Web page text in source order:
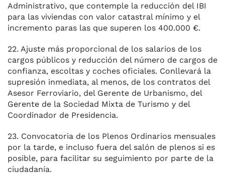
Administrativo, que contemple la reducción del IBI
para las viviendas con valor catastral mínimo y el
incremento paras las que superen los 400.000 €.
22. Ajuste más proporcional de los salarios de los
cargos públicos y reducción del número de cargos de
confianza, escoltas y coches oficiales. Conllevará la
supresión inmediata, al menos, de los contratos del
Asesor Ferroviario, del Gerente de Urbanismo, del
Gerente de la Sociedad Mixta de Turismo y del
Coordinador de Presidencia.
23. Convocatoria de los Plenos Ordinarios mensuales
por la tarde, e incluso fuera del salón de plenos si es
posible, para facilitar su seguimiento por parte de la
ciudadanía.